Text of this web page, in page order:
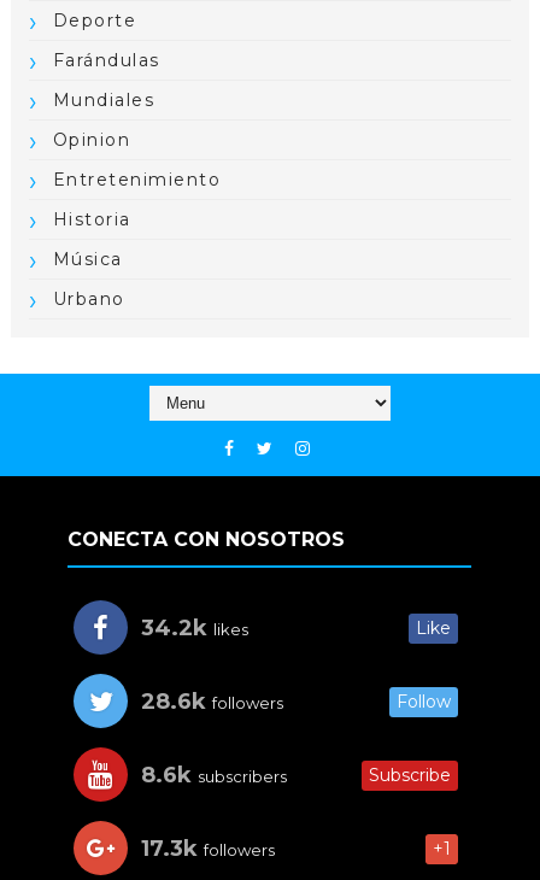
Deporte
Farándulas
Mundiales
Opinion
Entretenimiento
Historia
Música
Urbano
CONECTA CON NOSOTROS
34.2k likes Like
28.6k followers Follow
8.6k subscribers Subscribe
17.3k followers +1